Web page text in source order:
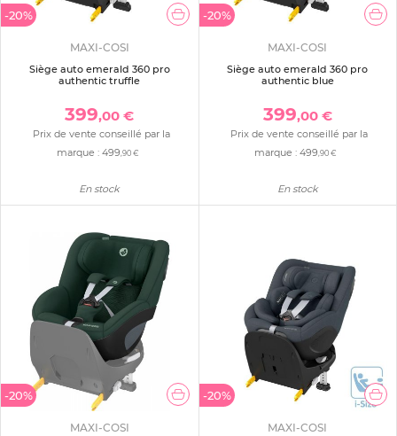
-20%
MAXI-COSI
Siège auto emerald 360 pro
authentic truffle
399,00 €
Prix de vente conseillé par la
marque : 499 ,90 €
En stock
-20%
MAXI-COSI
Siège auto emerald 360 pro
authentic blue
399,00 €
Prix de vente conseillé par la
marque :499 ,90 €
En stock
-20%
MAXI-COSI
-20%
MAXI-COSI